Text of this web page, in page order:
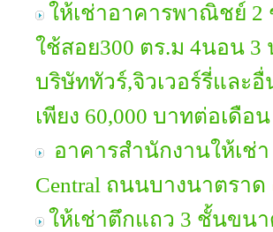
ให้เช่าอาคารพาณิชย์ 2
ใช้สอย300 ตร.ม 4นอน 3
บริษัททัวร์,จิวเวอร์รี่และอื่
เพียง 60,000 บาทต่อเดื
อาคารสำนักงานให้เช่
Central ถนนบางนาตราด
ให้เช่าตึกแถว 3 ชั้นขน